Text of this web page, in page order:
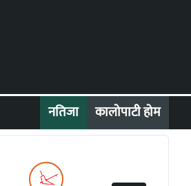
नतिजा कालोपाटी होम